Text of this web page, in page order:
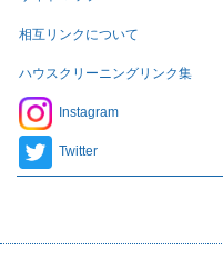
相互リンクについて
ハウスクリーニングリンク集
Instagram
Twitter